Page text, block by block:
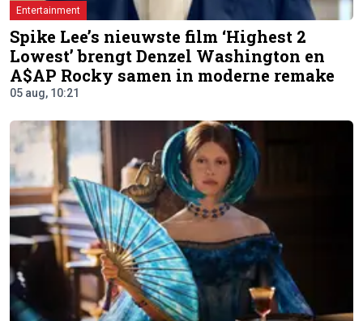
Entertainment
Spike Lee’s nieuwste film ‘Highest 2
Lowest’ brengt Denzel Washington en
A$AP Rocky samen in moderne remake
05 aug, 10:21